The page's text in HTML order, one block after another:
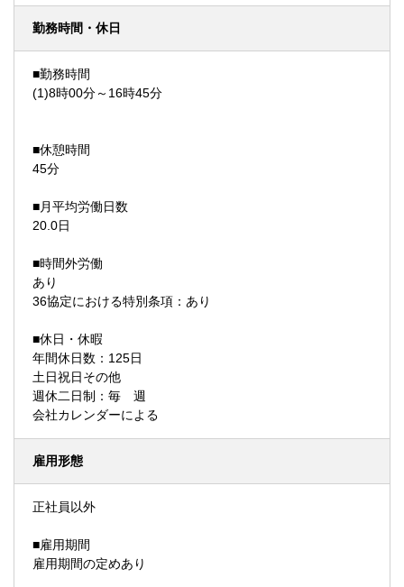
勤務時間・休日
■勤務時間
(1)8時00分～16時45分
■休憩時間
45分
■月平均労働日数
20.0日
■時間外労働
あり
36協定における特別条項：あり
■休日・休暇
年間休日数：125日
土日祝日その他
週休二日制：毎 週
会社カレンダーによる
雇用形態
正社員以外
■雇用期間
雇用期間の定めあり